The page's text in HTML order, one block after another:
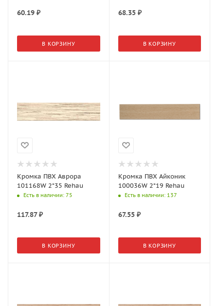
60.19 ₽
В КОРЗИНУ
68.35₽
В КОРЗИНУ
Кромка ПВХ Аврора
101168W 2*35 Rehau
Есть в наличии: 75
117.87₽
В КОРЗИНУ
Кромка ПВХ Айконик
100036W 2*19 Rehau
Есть в наличии: 137
67.55₽
В КОРЗИНУ